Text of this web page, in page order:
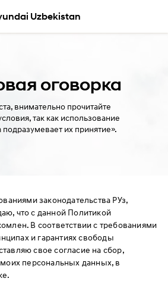
Uzbekistan
оговорка
внимательно прочитайте
так как использование
их принятие».
законодательства РУз,
что с данной Политикой
В соответствии с требованиями
и гарантиях свободы
свое согласие на сбор,
персональных данных, в